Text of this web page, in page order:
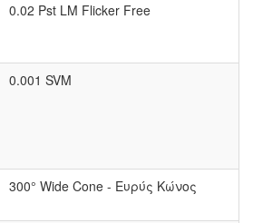
0.02 Pst LM Flicker Free
0.001 SVM
300° Wide Cone - Ευρύς Κώνος